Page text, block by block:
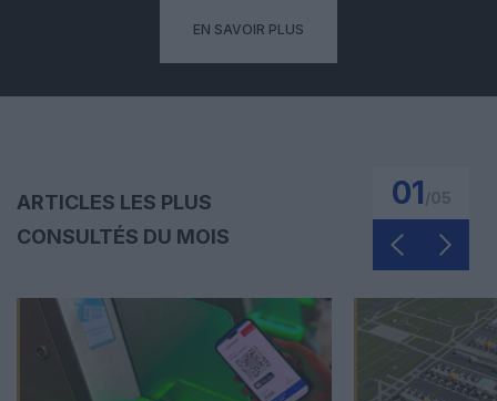
EN SAVOIR PLUS
ARTICLES LES PLUS
CONSULTÉS DU MOIS
01